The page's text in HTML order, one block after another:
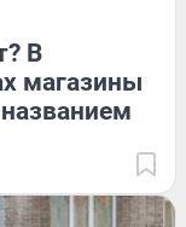
В
магазины